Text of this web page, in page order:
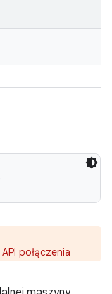
połączenia